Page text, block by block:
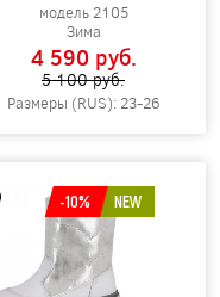
модель 2105
Зима
4 590 pуб.
5 100 pуб.
Размеры (RUS): 23-26
-10% NEW